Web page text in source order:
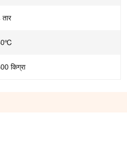
किग्रा